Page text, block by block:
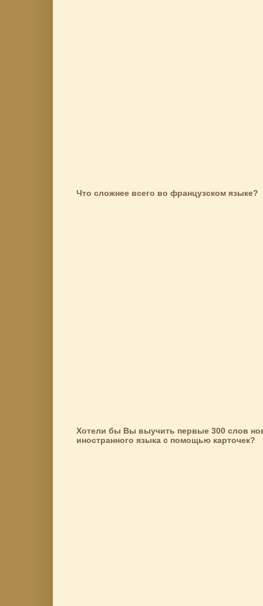
Что сложнее всего во французском языке?
Хотели бы Вы выучить первые 300 слов
иностранного языка с помощью карточек?